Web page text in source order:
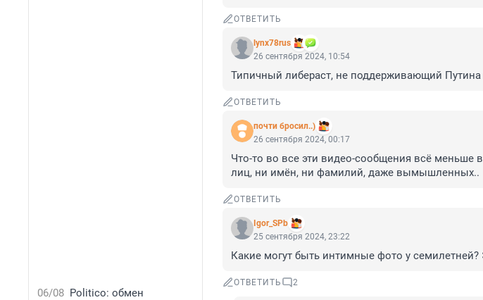
06/08 Politico: обмен
ОТВЕТИТЬ
lynx78rus
26 сентября 2024, 10:54
Типичный либераст, не поддерживающий
ОТВЕТИТЬ
почти бросил..)
26 сентября 2024, 00:17
Что-то во все эти видео-сообщения всё меньше
лиц, ни имён, ни фамилий, даже вымышленных..
ОТВЕТИТЬ
Igor_SPb
25 сентября 2024, 23:22
Какие могут быть интимные фото у семилетней?
ОТВЕТИТЬ 2